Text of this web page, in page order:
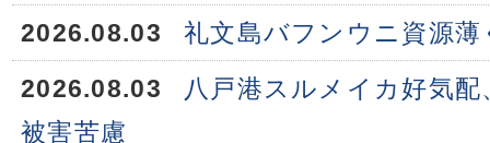
2026.08.03
礼文島バフンウニ資源薄
2026.08.03
八戸港スルメイカ好気
被害苦慮